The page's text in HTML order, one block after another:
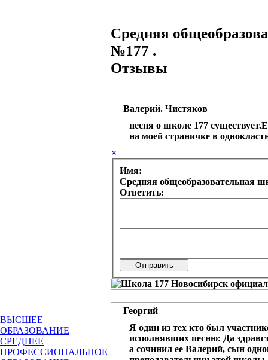
ВЫСШЕЕ
ОБРАЗОВАНИЕ
СРЕДНЕЕ
ПРОФЕССИОНАЛЬНОЕ
Средняя
№177 .
Отзывы
Валерий. Чистяков
песня о школе 177
на моей страничке в
×
Имя:
Средняя общеобразовательная
Ответить:
Георгий
Я один из тех кто был
исполнявших песню: Да
а сочинил ее Валерий, сын